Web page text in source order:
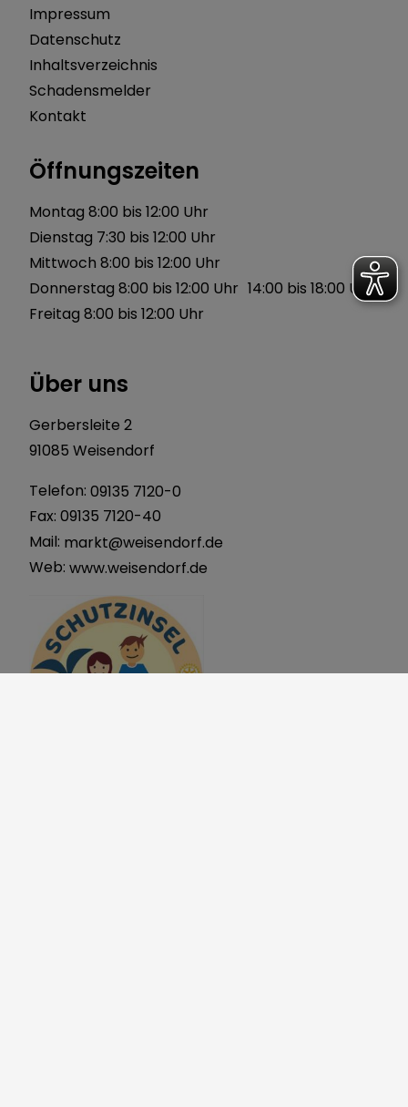
Impressum
Datenschutz
Inhaltsverzeichnis
Schadensmelder
Kontakt
Öffnungszeiten
Montag 8:00 bis 12:00 Uhr
Dienstag 7:30 bis 12:00 Uhr
Mittwoch 8:00 bis 12:00 Uhr
Donnerstag 8:00 bis 12:00 Uhr 14:00 bis 18:00 Uhr
Freitag 8:00 bis 12:00 Uhr
Über uns
Gerbersleite 2
91085 Weisendorf
Telefon: 09135 7120-0
Fax: 09135 7120-40
Mail: markt@weisendorf.de
Web: www.weisendorf.de